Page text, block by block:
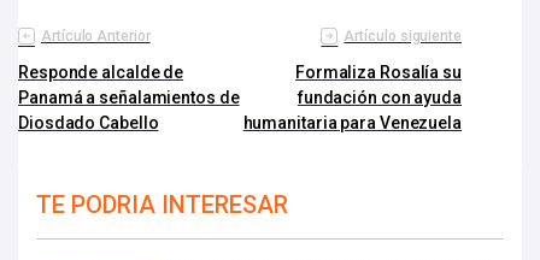
Artículo Anterior
Responde alcalde de
Panamá a señalamientos de
Diosdado Cabello
Artículo siguiente
Formaliza Rosalía su
fundación con ayuda
humanitaria para Venezuela
TE PODRIA INTERESAR